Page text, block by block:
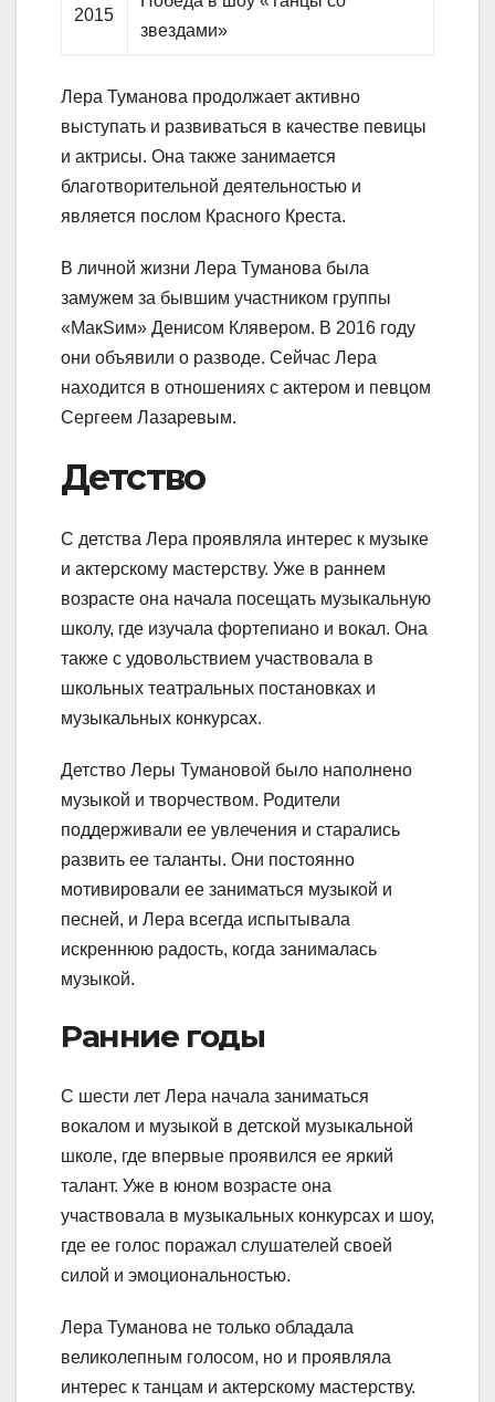
2015
звездами»
Лера Туманова продолжает активно
выступать и развиваться в качестве певицы
и актрисы. Она также занимается
благотворительной деятельностью и
является послом Красного Креста.
В личной жизни Лера Туманова была
замужем за бывшим участником группы
«МакSим» Денисом Клявером. В 2016 году
они объявили о разводе. Сейчас Лера
находится в отношениях с актером и певцом
Сергеем Лазаревым.
Детство
С детства Лера проявляла интерес к музыке
и актерскому мастерству. Уже в раннем
возрасте она начала посещать музыкальную
школу, где изучала фортепиано и вокал. Она
также с удовольствием участвовала в
школьных театральных постановках и
музыкальных конкурсах.
Детство Леры Тумановой было наполнено
музыкой и творчеством. Родители
поддерживали ее увлечения и старались
развить ее таланты. Они постоянно
мотивировали ее заниматься музыкой и
песней, и Лера всегда испытывала
искреннюю радость, когда занималась
музыкой.
Ранние годы
С шести лет Лера начала заниматься
вокалом и музыкой в детской музыкальной
школе, где впервые проявился ее яркий
талант. Уже в юном возрасте она
участвовала в музыкальных конкурсах и шоу,
где ее голос поражал слушателей своей
силой и эмоциональностью.
Лера Туманова не только обладала
великолепным голосом, но и проявляла
интерес к танцам и актерскому мастерству.